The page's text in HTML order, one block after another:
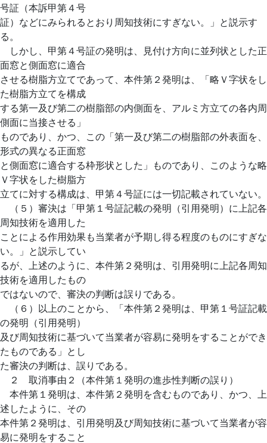
号証（本訴甲第４号
証）などにみられるとおり周知技術にすぎない。」と説示す
る。
しかし、甲第４号証の発明は、見付け方向に並列状とした正
面窓と側面窓に適合
させる樹脂方立てであって、本件第２発明は、「略Ｖ字状をし
た樹脂方立てを構成
する第一及び第二の樹脂部の内側面を、アルミ方立ての各内周
側面に当接させる」
ものであり、かつ、この「第一及び第二の樹脂部の外表面を、
形式の異なる正面窓
と側面窓に適合する枠形状とした」ものであり、このような略
Ｖ字状をした樹脂方
立てに対する構成は、甲第４号証には一切記載されていない。
（５）審決は「甲第１号証記載の発明（引用発明）に上記各
周知技術を適用した
ことによる作用効果も当業者が予期し得る程度のものにすぎな
い。」と説示してい
るが、上述のように、本件第２発明は、引用発明に上記各周知
技術を適用したもの
ではないので、審決の判断は誤りである。
（６）以上のことから、「本件第２発明は、甲第１号証記載
の発明（引用発明）
及び周知技術に基づいて当業者が容易に発明をすることができ
たものである」とし
た審決の判断は、誤りである。
２ 取消事由２（本件第１発明の進歩性判断の誤り）
本件第１発明は、本件第２発明を含むものであり、かつ、上
述したように、その
本件第２発明は、引用発明及び周知技術に基づいて当業者が容
易に発明をすること